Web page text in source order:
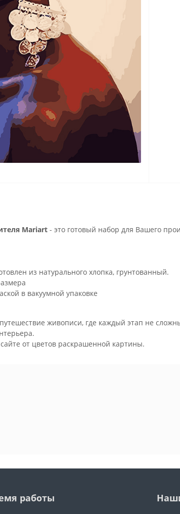
Mariart - это готовый набор для Вашего
из натурального хлопка, грунтованный.
в вакуумной упаковке
живописи, где каждый этап не
от цветов раскрашенной картины.
работы